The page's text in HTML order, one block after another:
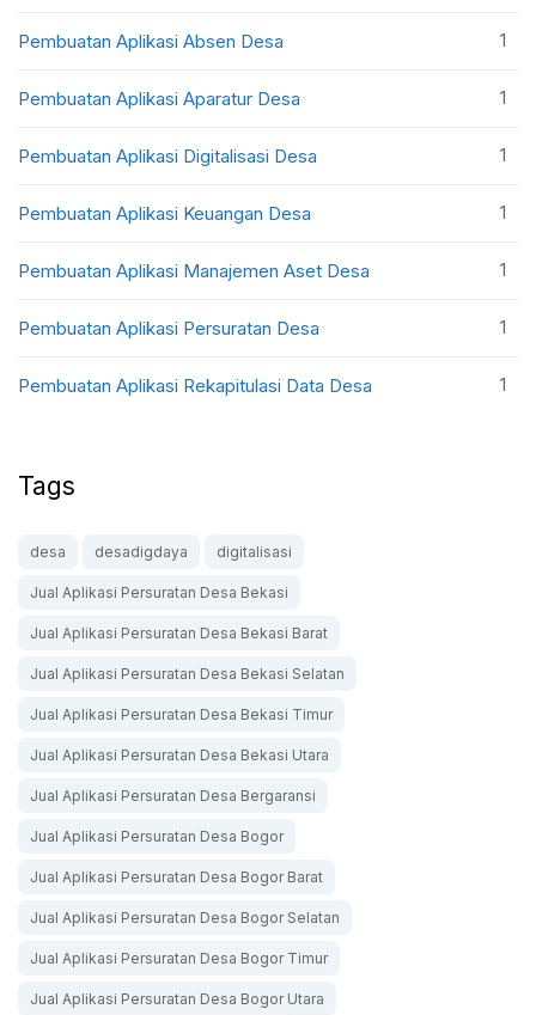
Pembuatan Aplikasi Absen Desa 1
Pembuatan Aplikasi Aparatur Desa 1
Pembuatan Aplikasi Digitalisasi Desa 1
Pembuatan Aplikasi Keuangan Desa 1
Pembuatan Aplikasi Manajemen Aset Desa 1
Pembuatan Aplikasi Persuratan Desa 1
Pembuatan Aplikasi Rekapitulasi Data Desa 1
Tags
desa desadigdaya digitalisasi
Jual Aplikasi Persuratan Desa Bekasi
Jual Aplikasi Persuratan Desa Bekasi Barat
Jual Aplikasi Persuratan Desa Bekasi Selatan
Jual Aplikasi Persuratan Desa Bekasi Timur
Jual Aplikasi Persuratan Desa Bekasi Utara
Jual Aplikasi Persuratan Desa Bergaransi
Jual Aplikasi Persuratan Desa Bogor
Jual Aplikasi Persuratan Desa Bogor Barat
Jual Aplikasi Persuratan Desa Bogor Selatan
Jual Aplikasi Persuratan Desa Bogor Timur
Jual Aplikasi Persuratan Desa Bogor Utara